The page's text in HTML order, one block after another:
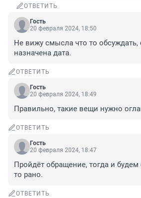
ОТВЕТИТЬ
Гость
20 февраля 2024, 18:50
Не вижу смысла что то обсуждать,
назначена дата.
ОТВЕТИТЬ
Гость
20 февраля 2024, 18:49
Правильно, такие вещи нужно
ОТВЕТИТЬ
Гость
20 февраля 2024, 18:47
Пройдёт обращение, тогда и будем
то рано.
ОТВЕТИТЬ